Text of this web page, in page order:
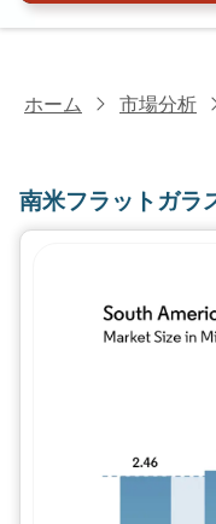
ホーム 市場分析
南米フラットガラ